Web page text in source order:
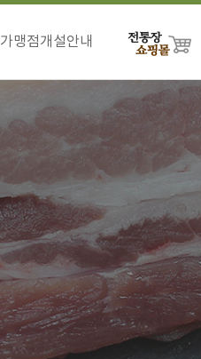
가맹점개설안내
창업절차